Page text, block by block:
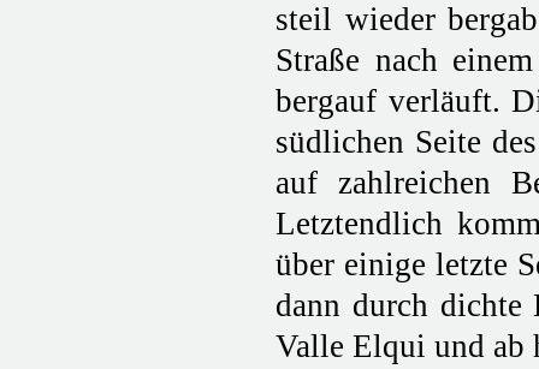
steil wieder
Straße nach
bergauf verläuft.
südlichen Seite
auf zahlreichen
Letztendlich
über einige letzte
dann durch dichte
Valle Elqui und ab